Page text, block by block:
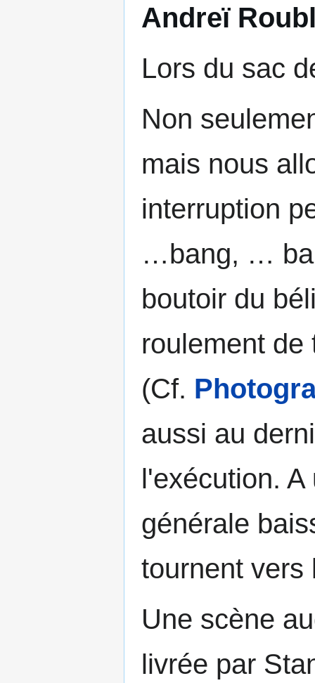
Andreï
Lors du sac
Non
mais nous
interruption
…bang, …
boutoir du
roulement de
(Cf.
aussi au
l'exécution.
générale
tournent vers
Une scène
livrée par